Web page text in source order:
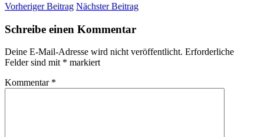
Vorheriger Beitrag Nächster Beitrag
Schreibe einen Kommentar
Deine E-Mail-Adresse wird nicht veröffentlicht. Erforderliche
Felder sind mit * markiert
Kommentar *